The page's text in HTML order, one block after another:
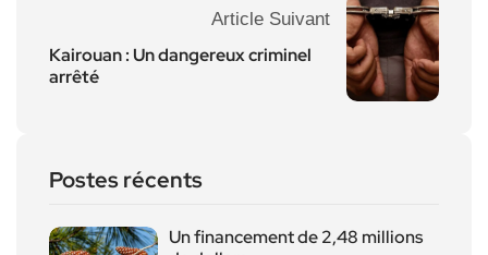
Article Suivant
Kairouan : Un dangereux criminel
arrêté
Postes récents
Un financement de 2,48 millions